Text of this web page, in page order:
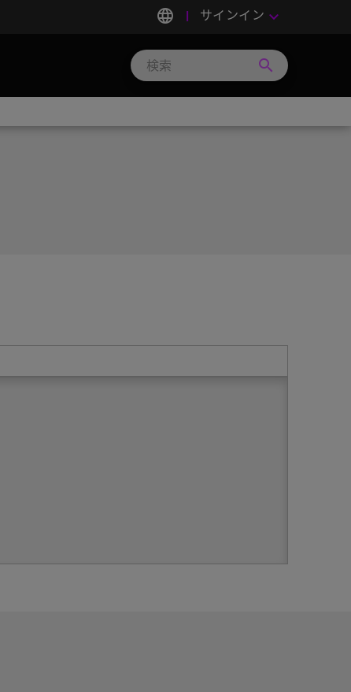
language サインイン keyboard_arrow_down
search